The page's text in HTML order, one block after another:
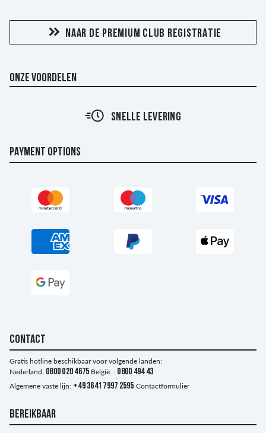
NAAR DE PREMIUM CLUB REGISTRATIE
ONZE VOORDELEN
SNELLE LEVERING
PAYMENT OPTIONS
CONTACT
Gratis hotline beschikbaar voor volgende landen:
Nederland: 0800 020 4675 België: : 0800 494 43
Algemene vaste lijn: +49 3641 7997 2595 Contactformulier
BEREIKBAAR